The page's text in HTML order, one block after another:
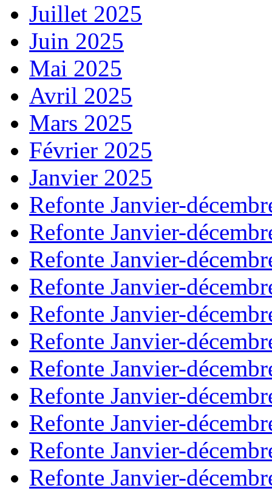
Juillet 2025
Juin 2025
Mai 2025
Avril 2025
Mars 2025
Février 2025
Janvier 2025
Refonte Janvier-
Refonte Janvier-
Refonte Janvier-
Refonte Janvier-
Refonte Janvier-
Refonte Janvier-
Refonte Janvier-
Refonte Janvier-
Refonte Janvier-
Refonte Janvier-
Refonte Janvier-